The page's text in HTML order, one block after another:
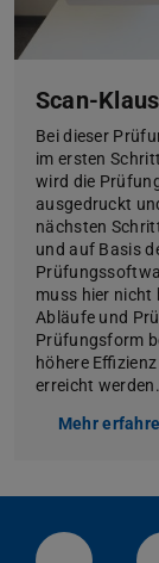
Scan-
Bei dieser
im ersten
wird die
ausgedruckt
nächsten
und auf Basis
muss hier nicht
Abläufe und
Prüfungsform
höhere
erreicht werden.
Mehr